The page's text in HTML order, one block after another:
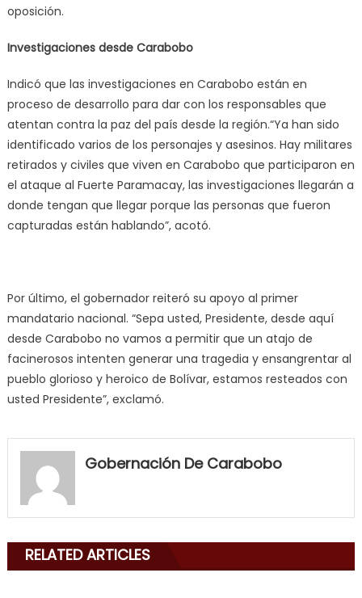
oposición.
Investigaciones desde Carabobo
Indicó que las investigaciones en Carabobo están en
proceso de desarrollo para dar con los responsables que
atentan contra la paz del país desde la región.“Ya han sido
identificado varios de los personajes y asesinos. Hay militares
retirados y civiles que viven en Carabobo que participaron en
el ataque al Fuerte Paramacay, las investigaciones llegarán a
donde tengan que llegar porque las personas que fueron
capturadas están hablando”, acotó.
Por último, el gobernador reiteró su apoyo al primer
mandatario nacional. “Sepa usted, Presidente, desde aquí
desde Carabobo no vamos a permitir que un atajo de
facinerosos intenten generar una tragedia y ensangrentar al
pueblo glorioso y heroico de Bolívar, estamos resteados con
usted Presidente”, exclamó.
my
neighbor
mouth
Gobernación De Carabobo
RELATED ARTICLES